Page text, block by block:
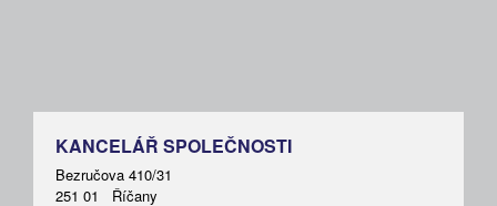
KANCELÁŘ SPOLEČNOSTI
Bezručova 410/31
251 01 Říčany